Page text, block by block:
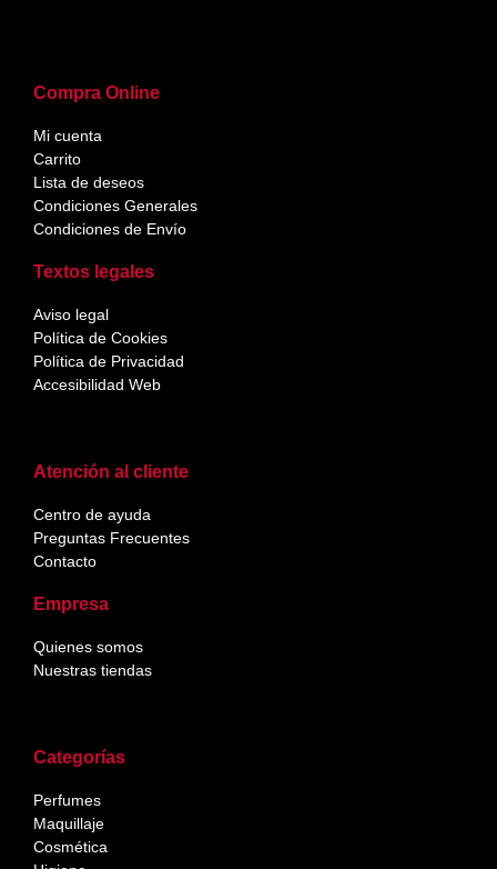
Categorías
Perfumes
Maquillaje
Cosmética
Atención al cliente
Centro de ayuda
Preguntas Frecuentes
Contacto
Empresa
Quienes somos
Nuestras tiendas
Compra Online
Mi cuenta
Carrito
Lista de deseos
Condiciones Generales
Condiciones de Envío
Textos legales
Aviso legal
Política de Cookies
Política de Privacidad
Accesibilidad Web